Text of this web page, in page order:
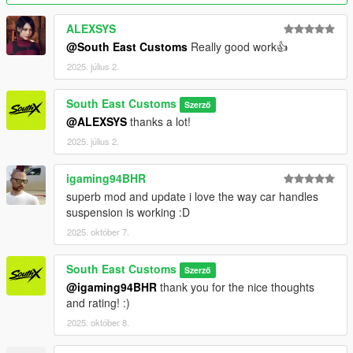
- Dials working
- HD Interior
- HQ Exterior
- HQ Tires | Rims | Hubs
- HD Textures used
- Reflective Mirrors
- Tintable Windows
- Hands on Steering Wheel
- All doors openable!
++++ PAINT OPTIONS ++++
PAINT:1 - BODYSHELL
PAINT:6 - SEATS
PAINT:7 - DASHBOARD / INTERIOR / SEATS
++++ CREDITS ++++
MODEL: RMJP
Textures: Bankai Mods Repo - https://discord.gg/wnp4RN5GJ9
ALEXSYS
@South East Customs Really good work👍
2025. július 2.
South East Customs Szerző
@ALEXSYS thanks a lot!
2025. július 2.
igaming94BHR
superb mod and update i love the way car handles
suspension is working :D
2025. október 7.
South East Customs Szerző
@igaming94BHR thank you for the nice thoughts
and rating! :)
2025. október 8.